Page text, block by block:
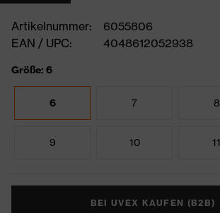
Artikelnummer:
6055806
EAN / UPC:
4048612052938
Größe: 6
6 7 8
9 10 11
BEI UVEX KAUFEN (B2B)